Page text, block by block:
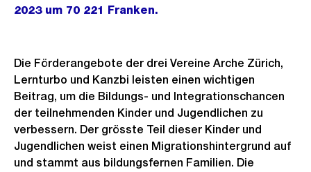
2023 um 70 221 Franken.
Die Förderangebote der drei Vereine Arche Zürich,
Lernturbo und Kanzbi leisten einen wichtigen
Beitrag, um die Bildungs- und Integrationschancen
der teilnehmenden Kinder und Jugendlichen zu
verbessern. Der grösste Teil dieser Kinder und
Jugendlichen weist einen Migrationshintergrund auf
und stammt aus bildungsfernen Familien. Die